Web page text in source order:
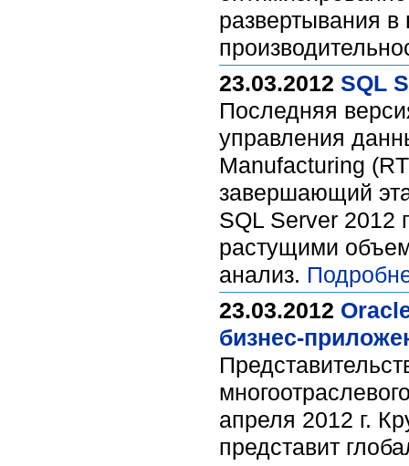
развертывания
23.03.2012 SQL
Последняя
управления
Manufacturing
завершающий
SQL Server 2012
растущими
анализ.
23.03.2012
бизнес-
апреля 2012 г.
представит